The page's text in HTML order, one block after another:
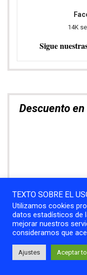
14K
Sigue
Descuento
TEXTO SOBRE EL
Utilizamos cookies
datos estadísticos de
mejorar nuestros
consideramos que
Ajustes Aceptar